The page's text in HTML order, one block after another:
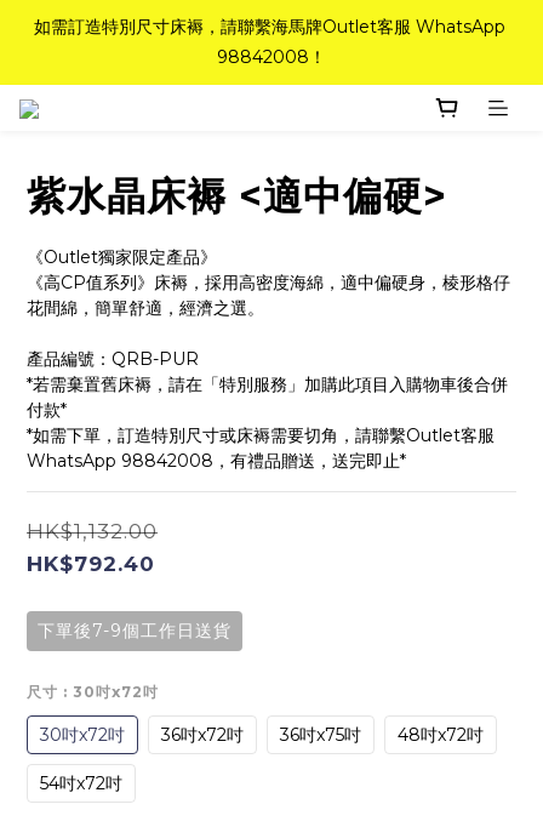
如需訂造特別尺寸床褥，請聯繫海馬牌Outlet客服 WhatsApp
98842008！
如需訂造特別尺寸床褥，請聯繫海馬牌Outlet客服 WhatsApp
98842008！
Top-Tier Quality系列床褥82折(新永久記憶床褥 及 健康記憶床
粉紅水晶床褥，立即搶購，享6折優惠！
如需訂造特別尺寸床褥，請聯繫海馬牌Outlet客服 WhatsApp
98842008！
紫水晶床褥 <適中偏硬>
《Outlet獨家限定產品》
《高CP值系列》床褥，採用高密度海綿，適中偏硬身，棱形格仔
花間綿，簡單舒適，經濟之選。
產品編號：QRB-PUR
*若需棄置舊床褥，請在「特別服務」加購此項目入購物車後合併
付款*
*如需下單，訂造特別尺寸或床褥需要切角，請聯繫Outlet客服
WhatsApp 98842008，有禮品贈送，送完即止*
HK$1,132.00
HK$792.40
下單後7-9個工作日送貨
尺寸 : 30吋x72吋
30吋x72吋 36吋x72吋 36吋x75吋 48吋x72吋
54吋x72吋